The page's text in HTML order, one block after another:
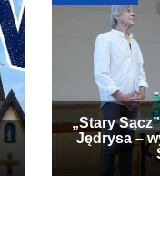
„Stary
Jędrysa –